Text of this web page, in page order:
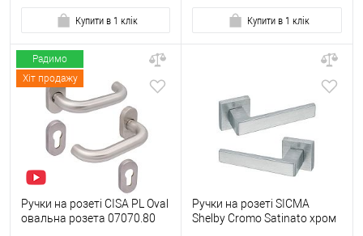
Купити в 1 клік Купити в 1 клік
Радимо
Хіт продажу
Ручки на розеті CISA PL Oval
овальна розета 07070.80
Ручки на розеті SICMA
Shelby Cromo Satinato хром